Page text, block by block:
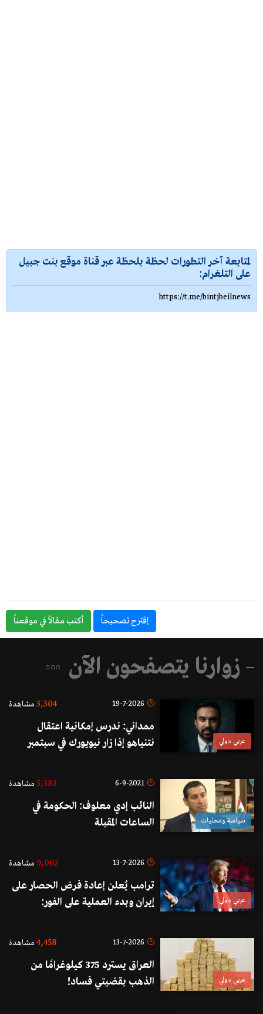
لمتابعة آخر التطورات لحظة بلحظة عبر قناة موقع بنت جبيل
على التلغرام:
https://t.me/bintjbeilnews
إقترح تصحيحاً أكتب مقالاً في موقعناً
زوارنا يتصفحون الآن
عربي دولي
19-7-2026
3,304 مشاهدة
ممداني: ندرس إمكانية اعتقال
نتنياهو إذا زار نيويورك في سبتمبر
سياسة ومحليات
6-9-2021
5,383 مشاهدة
النائب إدي معلوف: الحكومة في
الساعات المقبلة
عربي دولي
13-7-2026
9,062 مشاهدة
ترامب يُعلن إعادة فرض الحصار على
إيران وبدء العملية على الفور:
اللحظة باسم "حارس مضيق هرمز"
عربي دولي
13-7-2026
4,458 مشاهدة
العراق يسترد 375 كيلوغرامًا من
الذهب بقضيتي فساد!